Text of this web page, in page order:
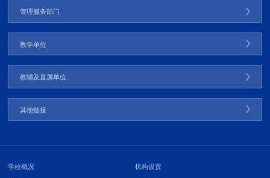
管理服务部门
教学单位
教辅及直属单位
其他链接
学校概况 机构设置